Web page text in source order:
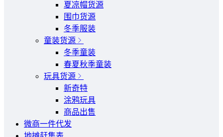
夏凉帽货源
围巾货源
冬季服装
童装货源
冬季童装
春夏秋季童装
玩具货源
新奇特
涂鸦玩具
商品出售
微商一件代发